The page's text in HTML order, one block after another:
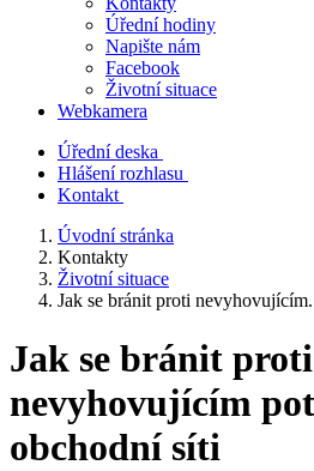
Úřední hodiny
Napište nám
Facebook
Životní situace
Webkamera
Úřední deska
Hlášení rozhlasu
Kontakt
Úvodní stránka
Kontakty
Životní situace
Jak se bránit proti
Jak se bránit proti
nevyhovujícím
obchodní síti